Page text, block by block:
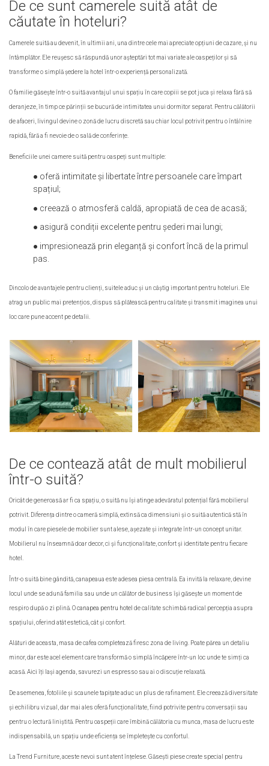
De ce sunt camerele suită atât de
căutate în hoteluri?
Camerele suită au devenit, în ultimii ani, una dintre cele mai apreciate opțiuni de cazare, și nu
întâmplător. Ele reușesc să răspundă unor așteptări tot mai variate ale oaspeților și să
transforme o simplă ședere la hotel într-o experiență personalizată.
O familie găsește într-o suită avantajul unui spațiu în care copiii se pot juca și relaxa fără să
deranjeze, în timp ce părinții se bucură de intimitatea unui dormitor separat. Pentru călătorii
de afaceri, livingul devine o zonă de lucru discretă sau chiar locul potrivit pentru o întâlnire
rapidă, fără a fi nevoie de o sală de conferințe.
Beneficiile unei camere suită pentru oaspeți sunt multiple:
● oferă intimitate și libertate între persoanele care împart
spațiul;
● creează o atmosferă caldă, apropiată de cea de acasă;
● asigură condiții excelente pentru șederi mai lungi;
● impresionează prin eleganță și confort încă de la primul
pas.
Dincolo de avantajele pentru clienți, suitele aduc și un câștig important pentru hoteluri. Ele
atrag un public mai pretențios, dispus să plătească pentru calitate și transmit imaginea unui
loc care pune accent pe detalii.
De ce contează atât de mult mobilierul
într-o suită?
Oricât de generoasă ar fi ca spațiu, o suită nu își atinge adevăratul potențial fără mobilierul
potrivit. Diferența dintre o cameră simplă, extinsă ca dimensiuni și o suită autentică stă în
modul în care piesele de mobilier sunt alese, așezate și integrate într-un concept unitar.
Mobilierul nu înseamnă doar decor, ci și funcționalitate, confort și identitate pentru fiecare
hotel.
Într-o suită bine gândită, canapeaua este adesea piesa centrală. Ea invită la relaxare, devine
locul unde se adună familia sau unde un călător de business își găsește un moment de
respiro după o zi plină. Ocanapea pentru hotel de calitate schimbă radical percepția asupra
spațiului, oferind atât estetică, cât și confort.
Alături de aceasta, masa de cafea completează firesc zona de living. Poate părea un detaliu
minor, dar este acel element care transformă o simplă încăpere într-un loc unde te simți ca
acasă. Aici îți lași agenda, savurezi un espresso sau ai o discuție relaxată.
De asemenea, fotoliile și scaunele tapițate aduc un plus de rafinament. Ele creează diversitate
și echilibru vizual, dar mai ales oferă funcționalitate, fiind potrivite pentru conversații sau
pentru o lectură liniștită. Pentru oaspeții care îmbină călătoria cu munca, masa de lucru este
indispensabilă, un spațiu unde eficiența se împletește cu confortul.
La Trend Furniture, aceste nevoi sunt atent înțelese. Găsești piese create special pentru